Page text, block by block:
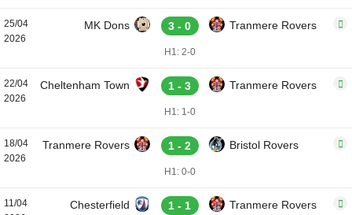
25/04
2026
MK Dons 3 - 0 Tranmere Rovers
H1: 2-0
22/04
2026
Cheltenham Town 1 - 3 Tranmere Rovers
H1: 1-0
18/04
2026
Tranmere Rovers 1 - 2 Bristol Rovers
H1: 0-0
11/04
Chesterfield 1 - 1 Tranmere Rovers